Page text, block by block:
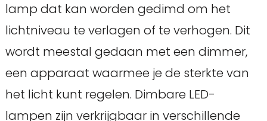
lamp dat kan worden gedimd om het
lichtniveau te verlagen of te verhogen. Dit
wordt meestal gedaan met een dimmer,
een apparaat waarmee je de sterkte van
het licht kunt regelen. Dimbare LED-
lampen zijn verkrijgbaar in verschillende